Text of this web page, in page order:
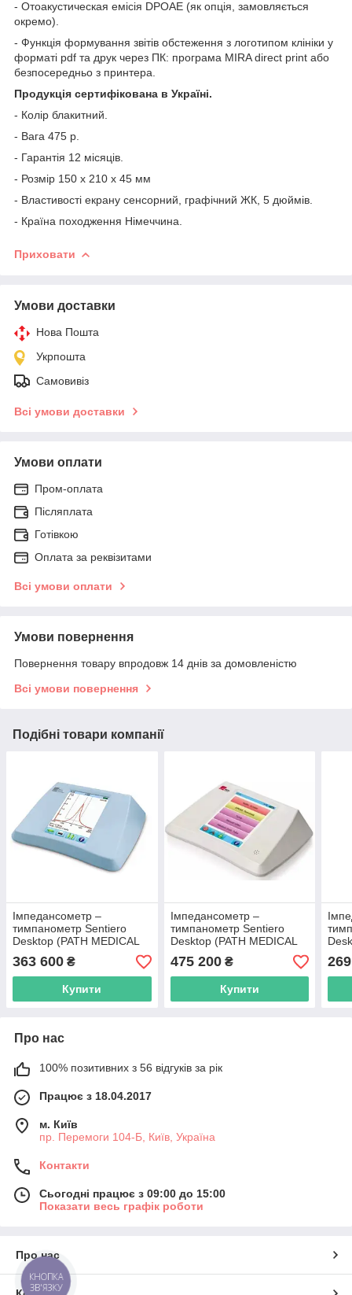
- Отоакустическая емісія DPOAE (як опція, замовляється
окремо).
- Функція формування звітів обстеження з логотипом клініки у
форматі pdf та друк через ПК: програма MIRA direct print або
безпосередньо з принтера.
Продукція сертифікована в Україні.
- Колір блакитний.
- Вага 475 р.
- Гарантія 12 місяців.
- Розмір 150 х 210 х 45 мм
- Властивості екрану сенсорний, графічний ЖК, 5 дюймів.
- Країна походження Німеччина.
Приховати
Умови доставки
Нова Пошта
Укрпошта
Самовивіз
Всі умови доставки
Умови оплати
Пром-оплата
Післяплата
Готівкою
Оплата за реквізитами
Всі умови оплати
Умови повернення
Повернення товару впродовж 14 днів за домовленістю
Всі умови повернення
Подібні товари компанії
Імпедансометр –
тимпанометр Sentiero
Desktop (PATH MEDICAL
GmbH) - 100497-US3
363 600 ₴
Купити
Імпедансометр –
тимпанометр Sentiero
Desktop (PATH MEDICAL
GmbH) - 100497-ED
475 200₴
Купити
Про нас
100% позитивних з 56 відгуків за рік
Працює з 18.04.2017
м. Київ
пр. Перемоги 104-Б, Київ, Україна
Контакти
Сьогодні працює з 09:00 до 15:00
Показати весь графік роботи
Про нас
КНОПКА
ЗВ'ЯЗКУ